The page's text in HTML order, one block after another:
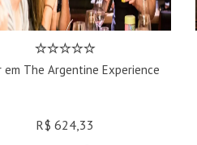
em The Argentine Experience
R$ 624,33